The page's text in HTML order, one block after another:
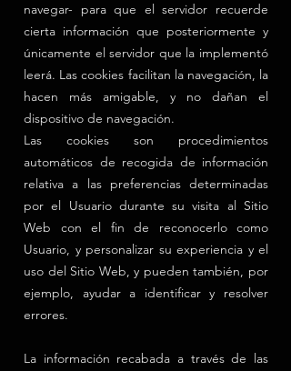
navegar- para que el servidor recuerde
cierta información que posteriormente y
únicamente el servidor que la implementó
leerá. Las cookies facilitan la navegación, la
hacen más amigable, y no dañan el
dispositivo de navegación.
Las cookies son procedimientos
automáticos de recogida de información
relativa a las preferencias determinadas
por el Usuario durante su visita al Sitio
Web con el fin de reconocerlo como
Usuario, y personalizar su experiencia y el
uso del Sitio Web, y pueden también, por
ejemplo, ayudar a identificar y resolver
errores.
La información recabada a través de las